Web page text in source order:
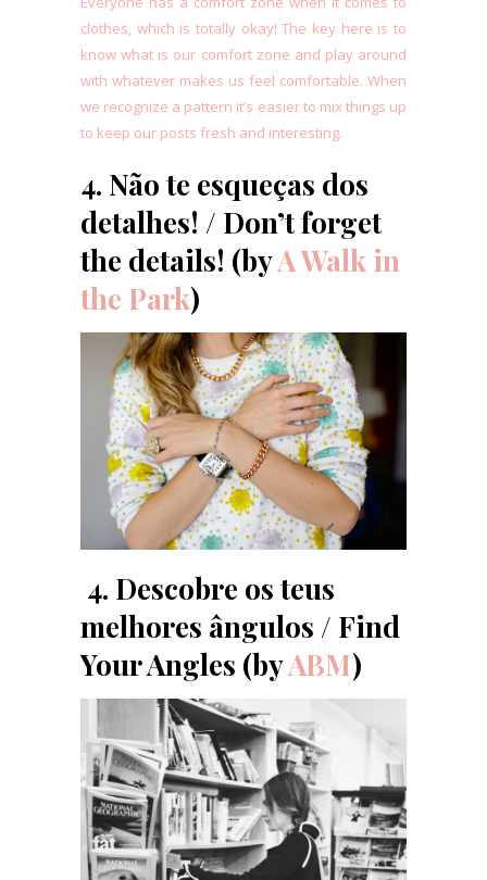
clothes, which is totally okay! The key here is to
know what is our comfort zone and play around
with whatever makes us feel comfortable. When
we recognize a pattern it’s easier to mix things up
to keep our posts fresh and interesting.
4. Não te esqueças dos
detalhes! / Don’t forget
the details! (byA Walk in
the Park)
4. Descobre os teus
melhores ângulos / Find
Your Angles (byABM)